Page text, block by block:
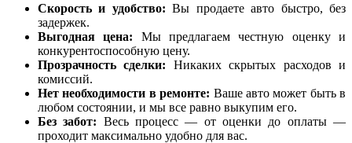
Скорость и удобство: Вы продаете авто быстро, без
задержек.
Выгодная цена: Мы предлагаем честную оценку и
конкурентоспособную цену.
Прозрачность сделки: Никаких скрытых расходов и
комиссий.
Нет необходимости в ремонте: Ваше авто может быть в
любом состоянии, и мы все равно выкупим его.
Без забот: Весь процесс — от оценки до оплаты —
проходит максимально удобно для вас.